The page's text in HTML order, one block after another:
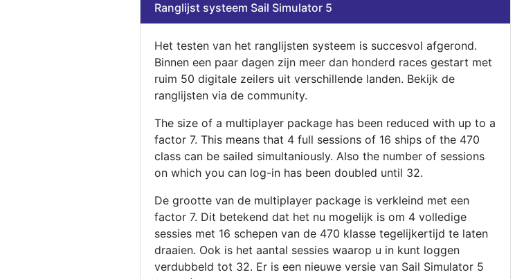
Ranglijst systeem Sail Simulator 5
Het testen van het ranglijsten systeem is succesvol afgerond.
Binnen een paar dagen zijn meer dan honderd races gestart met
ruim 50 digitale zeilers uit verschillende landen. Bekijk de
ranglijsten via de community.
The size of a multiplayer package has been reduced with up to a
factor 7. This means that 4 full sessions of 16 ships of the 470
class can be sailed simultaniously. Also the number of sessions
on which you can log-in has been doubled until 32.
De grootte van de multiplayer package is verkleind met een
factor 7. Dit betekend dat het nu mogelijk is om 4 volledige
sessies met 16 schepen van de 470 klasse tegelijkertijd te laten
draaien. Ook is het aantal sessies waarop u in kunt loggen
verdubbeld tot 32. Er is een nieuwe versie van Sail Simulator 5